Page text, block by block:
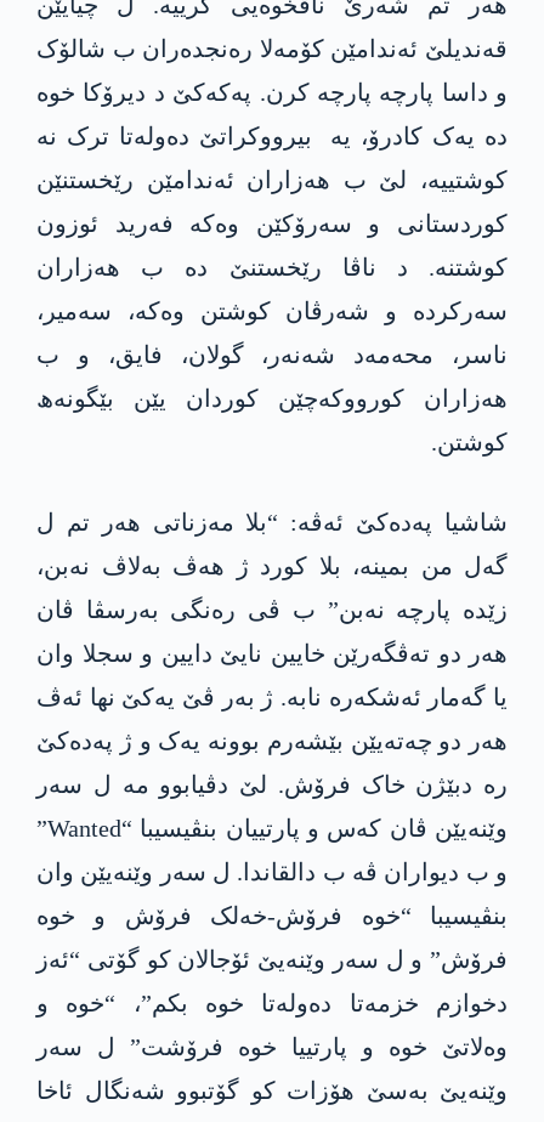
قەندیلێ ئەندامێن کۆمەلا رەنجدەران ب شالۆک
و داسا پارچە پارچە کرن. پەکەکێ د دیرۆکا خوە
دە یەک کادرۆ، یە بیرووکراتێ دەولەتا ترک نە
کوشتییە، لێ ب ھەزاران ئەندامێن رێخستنێن
کوردستانی و سەرۆکێن وەکە فەرید ئوزون
کوشتنە. د ناڤا رێخستنێ دە ب ھەزاران
سەرکردە و شەرڤان کوشتن وەکە، سەمیر،
ناسر، محەمەد شەنەر، گولان، فایق، و ب
ھەزاران کورووکەچێن کوردان یێن بێگونەھ
کوشتن.
شاشیا پەدەکێ ئەڤە: “بلا مەزناتی ھەر تم ل
گەل من بمینە، بلا کورد ژ ھەڤ بەلاڤ نەبن،
زێدە پارچە نەبن” ب ڤی رەنگی بەرسڤا ڤان
ھەر دو تەڤگەرێن خایین نایێ دایین و سجلا وان
یا گەمار ئەشکەرە نابە. ژ بەر ڤێ یەکێ نھا ئەڤ
ھەر دو چەتەیێن بێشەرم بوونە یەک و ژ پەدەکێ
رە دبێژن خاک فرۆش. لێ دڤیابوو مە ل سەر
وێنەیێن ڤان کەس و پارتییان بنڤیسیبا “Wanted”
و ب دیواران ڤە ب دالقاندا. ل سەر وێنەیێن وان
بنڤیسیبا “خوە فرۆش-خەلک فرۆش و خوە
فرۆش” و ل سەر وێنەیێ ئۆجالان کو گۆتی “ئەز
دخوازم خزمەتا دەولەتا خوە بکم”، “خوە و
وەلاتێ خوە و پارتییا خوە فرۆشت” ل سەر
وێنەیێ بەسێ ھۆزات کو گۆتبوو شەنگال ئاخا